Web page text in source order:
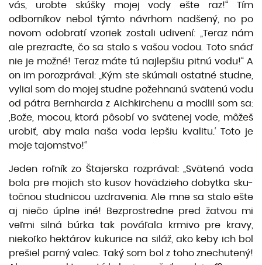
vás, urobte skúšky mo­jej vody ešte raz!“ Tím
odborníkov nebol týmto návrhom nadšený, no po
novom odobratí vzoriek zostali udivení: „Teraz nám
ale prezraďte, čo sa stalo s vašou vodou. Toto snáď
nie je možné! Teraz máte tú najlepšiu pitnú vodu!“ A
on im porozprával: „Kým ste skúmali ostatné studne,
vylial som do mojej studne požehnanú svätenú vodu
od pátra Bernharda z Aichkirchenu a modlil som sa:
,Bože, mocou, ktorá pôsobí vo svätenej vode, môžeš
urobiť, aby mala naša voda lepšiu kvalitu.‘ Toto je
moje tajomstvo!“
Jeden roľník zo Štajerska rozprával: „Svätená voda
bola pre mojich sto kusov hovädzieho dobytka sku­
točnou studnicou uzdravenia. Ale mne sa stalo ešte
aj niečo úplne iné! Bezprostredne pred žatvou mi
veľmi silná búrka tak pováľala krmivo pre kravy,
niekoľko hektárov kukurice na siláž, ako keby ich bol
prešiel parný valec. Taký som bol z toho znechutený!